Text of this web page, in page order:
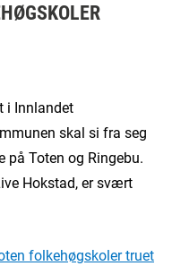
i Innlandet
skal si fra seg
Toten og Ringebu.
Hokstad, er svært
folkehøgskoler truet